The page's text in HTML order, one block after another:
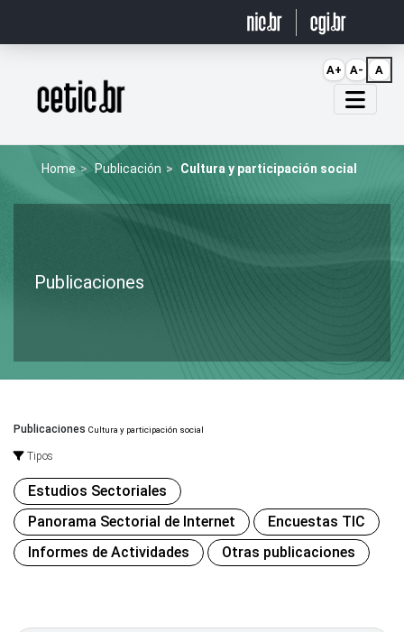
Página inicial
Home Publicación Cultura y participación social
Publicaciones
Publicaciones Cultura y participación social
Tipos
Estudios Sectoriales
Panorama Sectorial de Internet
Encuestas TIC
Informes de Actividades
Otras publicaciones
A+ A- A